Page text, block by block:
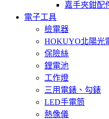
嘉手夾鉗配
電子工具
檢電器
HOKUYO北陽光
保險絲
鋰電池
工作燈
三用電錶、勾錶
LED手電筒
熱像儀